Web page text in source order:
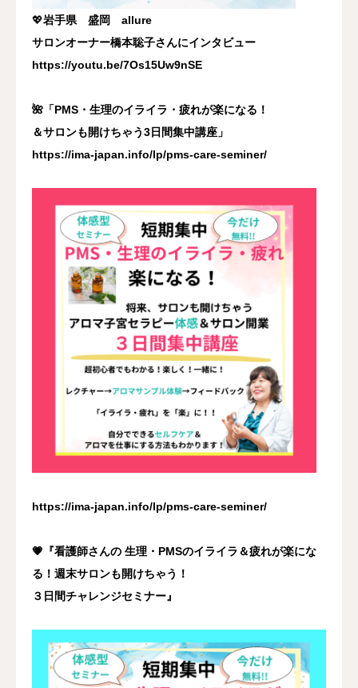
💖岩手県 盛岡 allure
サロンオーナー橋本聡子さんにインタビュー
https://youtu.be/7Os15Uw9nSE
🌺「PMS・生理のイライラ・疲れが楽になる！
＆サロンも開けちゃう3日間集中講座」
https://ima-japan.info/lp/pms-care-seminer/
https://ima-japan.info/lp/pms-care-seminer/
💗『看護師さんの 生理・PMSのイライラ＆疲れが楽にな
る！週末サロンも開けちゃう！
３日間チャレンジセミナー』